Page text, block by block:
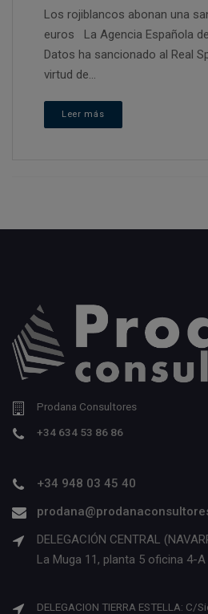
Los rojiblancos abonan una
euros La Agencia Española
Datos ha sancionado al Real
virtud de...
Leer más
Prodana Consultores
+34 634 53 86 86
+34 948 03 45 40
DELEGACIÓN CENTRAL
La Muga 11, planta 5 oficina 4-
DELEGACION TIERRA ESTELLA: